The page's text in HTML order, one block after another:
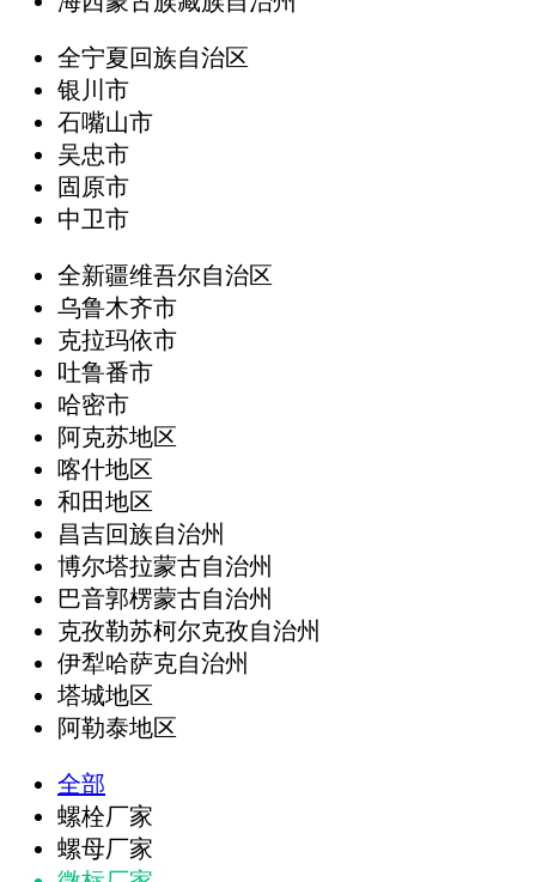
全宁夏回族自治区
银川市
石嘴山市
吴忠市
固原市
中卫市
全新疆维吾尔自治区
乌鲁木齐市
克拉玛依市
吐鲁番市
哈密市
阿克苏地区
喀什地区
和田地区
昌吉回族自治州
博尔塔拉蒙古自治州
巴音郭楞蒙古自治州
克孜勒苏柯尔克孜自治州
伊犁哈萨克自治州
塔城地区
阿勒泰地区
全部
螺栓厂家
螺母厂家